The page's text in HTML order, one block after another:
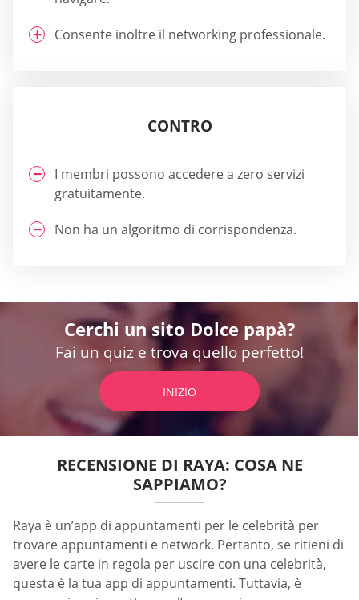
Consente inoltre il networking professionale.
CONTRO
I membri possono accedere a zero servizi
gratuitamente.
Non ha un algoritmo di corrispondenza.
Cerchi un sito Dolce papà?
Fai un quiz e trova quello perfetto!
INIZIO
RECENSIONE DI RAYA: COSA NE
SAPPIAMO?
Raya è un’app di appuntamenti per le celebrità per
trovare appuntamenti e network. Pertanto, se ritieni di
avere le carte in regola per uscire con una celebrità,
questa è la tua app di appuntamenti. Tuttavia, è